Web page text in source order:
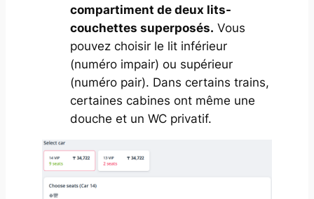
compartiment de deux lits-
couchettes superposés. Vous
pouvez choisir le lit inférieur
(numéro impair) ou supérieur
(numéro pair). Dans certains trains,
certaines cabines ont même une
douche et un WC privatif.